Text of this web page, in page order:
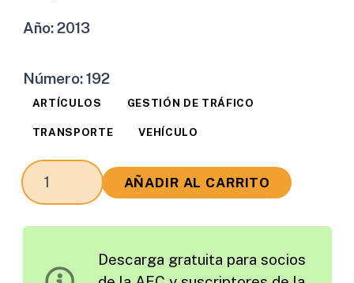
Año:2013
Número:192
ARTÍCULOS GESTIÓN DE TRÁFICO
TRANSPORTE VEHÍCULO
Equipo
para
AÑADIR AL CARRITO
Descarga gratuita para socios